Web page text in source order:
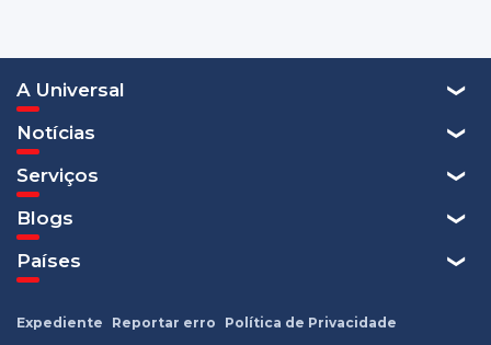
A Universal
Notícias
Serviços
Blogs
Países
Expediente Reportar erro Política de Privacidade